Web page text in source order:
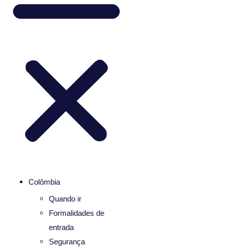
Colômbia
Quando ir
Formalidades de
entrada
Segurança